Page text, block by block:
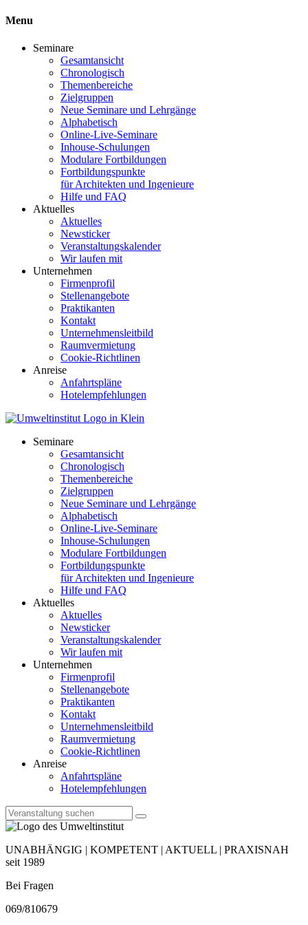
Menu
Seminare
Gesamtansicht
Chronologisch
Themenbereiche
Zielgruppen
Neue Seminare und Lehrgänge
Alphabetisch
Online-Live-Seminare
Inhouse-Schulungen
Modulare Fortbildungen
Fortbildungspunkte
für Architekten und Ingenieure
Hilfe und FAQ
Aktuelles
Aktuelles
Newsticker
Veranstaltungskalender
Wir laufen mit
Unternehmen
Firmenprofil
Stellenangebote
Praktikanten
Kontakt
Unternehmensleitbild
Raumvermietung
Cookie-Richtlinen
Anreise
Anfahrtspläne
Hotelempfehlungen
Seminare
Gesamtansicht
Chronologisch
Themenbereiche
Zielgruppen
Neue Seminare und Lehrgänge
Alphabetisch
Online-Live-Seminare
Inhouse-Schulungen
Modulare Fortbildungen
Fortbildungspunkte
für Architekten und Ingenieure
Hilfe und FAQ
Aktuelles
Aktuelles
Newsticker
Veranstaltungskalender
Wir laufen mit
Unternehmen
Firmenprofil
Stellenangebote
Praktikanten
Kontakt
Unternehmensleitbild
Raumvermietung
Cookie-Richtlinen
Anreise
Anfahrtspläne
Hotelempfehlungen
UNABHÄNGIG | KOMPETENT | AKTUELL | PRAXISNAH
seit 1989
Bei Fragen
069/810679